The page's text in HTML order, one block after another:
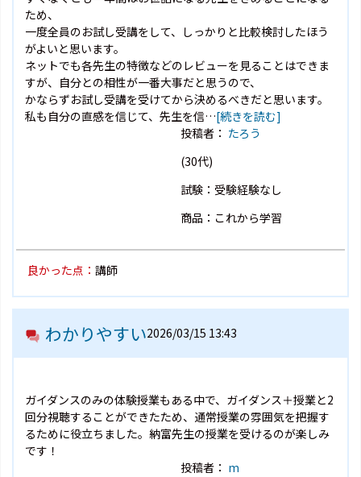
ため、
一度全員のお試し受講をして、しっかりと比較検討したほう
がよいと思います。
ネットでも各先生の特徴などのレビューを見ることはできま
すが、自分との相性が一番大事だと思うので、
かならずお試し受講を受けてから決めるべきだと思います。
私も自分の直感を信じて、先生を信…[続きを読む]
投稿者： たろう
(30代)
試験：受験経験なし
商品：これから学習
良かった点： 講師
わかりやすい2026/03/15 13:43
ガイダンスのみの体験授業もある中で、ガイダンス＋授業と2
回分視聴することができたため、通常授業の雰囲気を把握す
るために役立ちました。納富先生の授業を受けるのが楽しみ
です！
投稿者： m